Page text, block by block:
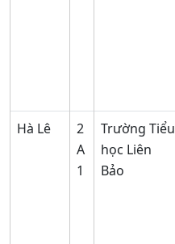
Hà Lê
2
A
1
Trường Tiểu
học Liên
Bảo